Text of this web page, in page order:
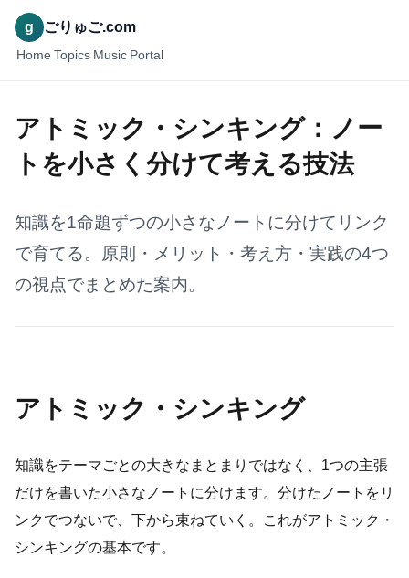
g ごりゅご.com
Home Topics Music Portal
アトミック・シンキング：ノー
トを小さく分けて考える技法
知識を1命題ずつの小さなノートに分けてリンク
で育てる。原則・メリット・考え方・実践の4つ
の視点でまとめた案内。
アトミック・シンキング
知識をテーマごとの大きなまとまりではなく、1つの主張
だけを書いた小さなノートに分けます。分けたノートをリ
ンクでつないで、下から束ねていく。これがアトミック・
シンキングの基本です。